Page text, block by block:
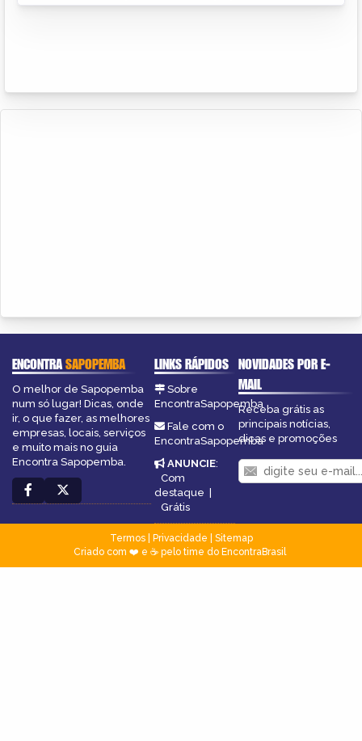
ENCONTRASAPOPEMBA
O melhor de Sapopemba
num só lugar! Dicas, onde
ir, o que fazer, as melhores
empresas, locais, serviços
e muito mais no guia
Encontra Sapopemba.
LINKS RÁPIDOS
Sobre
EncontraSapopemba
Fale com o
EncontraSapopemba
ANUNCIE:
Com
destaque |
Grátis
NOVIDADES POR E-
MAIL
Receba grátis as
principais notícias,
dicas e promoções
Termos| Privacidade
Sitemap
Criado com ❤️ e ☕ pelo time do EncontraBrasil